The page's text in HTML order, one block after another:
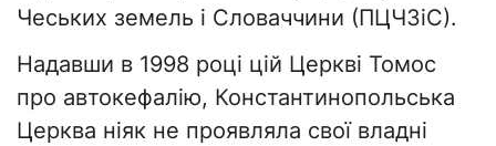
Чеських земель і Словаччини (ПЦЧЗіС).
Надавши в 1998 році цій Церкві Томос
про автокефалію, Константинопольська
Церква ніяк не проявляла свої владні